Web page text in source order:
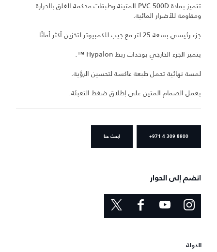
تتميز بمادة PVC 500D المتينة وطبقات محكمة الغلق بالحرارة
ومقاومة للأضرار المائية.
جزء رئيسي بسعة 25 لتر مع جيب للكمبيوتر لتخزين أكثر أمانًا.
يتميز الجزء الخارجي بوحدات ربط Hypalon ™.
لمسة نهائية تحمل طبعة عاكسة لتحسين الرؤية.
بعمل الصمام المتين على إطلاق ضغط التعبئة.
+971 4 309 8900 ابحث عنا
انضم إلى الحوار
الدولة